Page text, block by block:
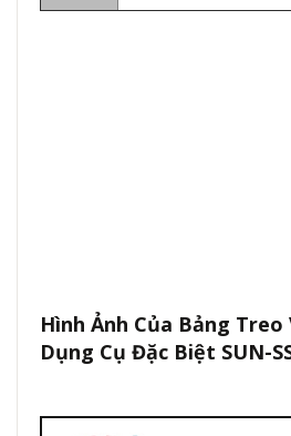
Hình Ảnh Của Bảng
Dụng Cụ Đặc Biệt SUN-